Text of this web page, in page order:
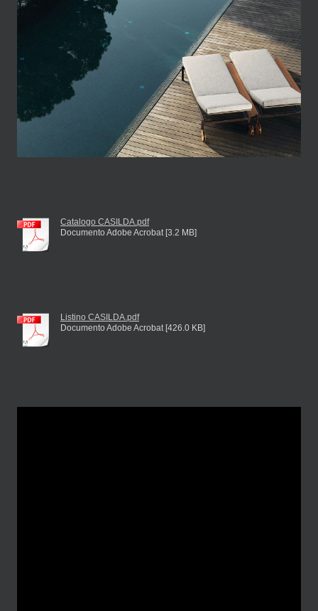
Catalogo CASILDA.pdf
Documento Adobe Acrobat [3.2 MB]
Listino CASILDA.pdf
Documento Adobe Acrobat [426.0 KB]